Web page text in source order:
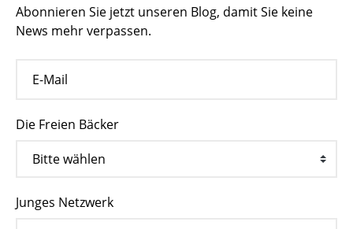
Abonnieren Sie jetzt unseren Blog, damit Sie keine
News mehr verpassen.
Die Freien Bäcker
Junges Netzwerk